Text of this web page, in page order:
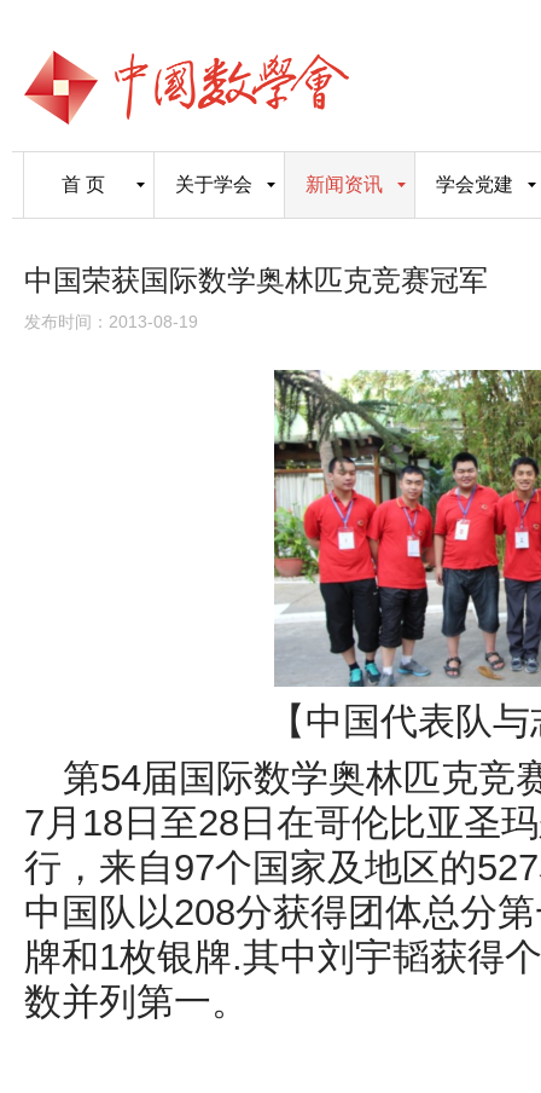
首 页 关于学会 新闻资讯 学会党建
中国荣获国际数学奥林匹克竞赛冠军
发布时间：2013-08-19
【中国代表队
第54届国际数学奥林匹克竞
7月18日至28日在哥伦比亚圣
行，来自97个国家及地区的
中国队以208分获得团体总分
牌和1枚银牌.其中刘宇韬获得
数并列第一。